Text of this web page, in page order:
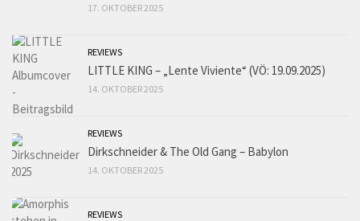
17. OKTOBER 2025
REVIEWS
LITTLE KING – „Lente Viviente“ (VÖ: 19.09.2025)
14. OKTOBER 2025
REVIEWS
Dirkschneider & The Old Gang – Babylon
14. OKTOBER 2025
REVIEWS